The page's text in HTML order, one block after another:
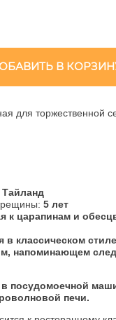
В
для торжественной
Тайланд
5 лет
к царапинам и
в классическом
напоминающем
посудомоечной
печи.